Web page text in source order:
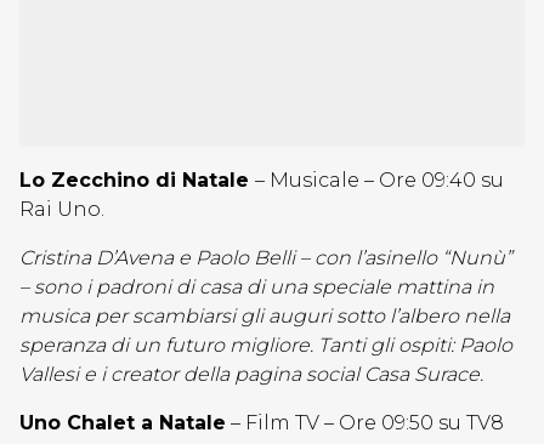
Lo Zecchino di Natale – Musicale – Ore 09:40 su
Rai Uno.
Cristina D’Avena e Paolo Belli – con l’asinello “Nunù”
– sono i padroni di casa di una speciale mattina in
musica per scambiarsi gli auguri sotto l’albero nella
speranza di un futuro migliore. Tanti gli ospiti: Paolo
Vallesi e i creator della pagina social Casa Surace.
Uno Chalet a Natale – Film TV – Ore 09:50 su TV8